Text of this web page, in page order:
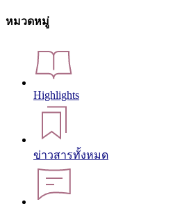
หมวดหมู่
Highlights
ข่าวสารทั้งหมด